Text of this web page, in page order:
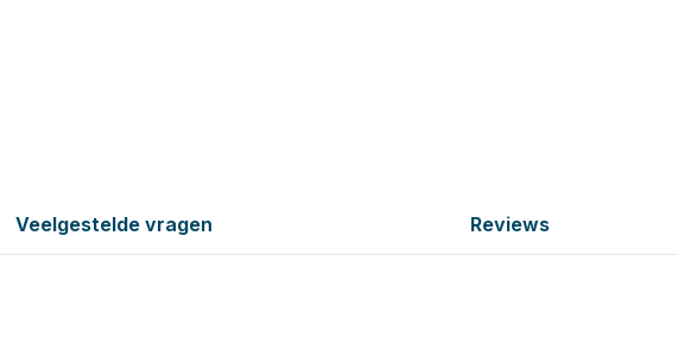
Veelgestelde vragen Reviews